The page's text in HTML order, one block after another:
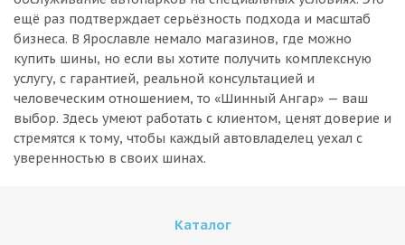
ещё раз подтверждает серьёзность подхода и масштаб
бизнеса. В Ярославле немало магазинов, где можно
купить шины, но если вы хотите получить комплексную
услугу, с гарантией, реальной консультацией и
человеческим отношением, то «Шинный Ангар» — ваш
выбор. Здесь умеют работать с клиентом, ценят доверие и
стремятся к тому, чтобы каждый автовладелец уехал с
уверенностью в своих шинах.
Каталог